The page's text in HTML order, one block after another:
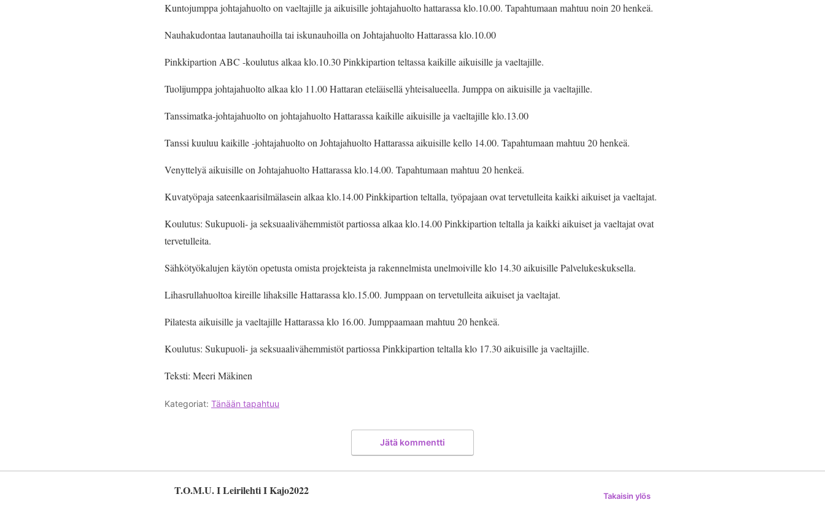
Kuntojumppa johtajahuolto on vaeltajille ja aikuisille johtajahuolto hattarassa klo.10.00. Tapahtumaan mahtuu noin 20 henkeä.
Nauhakudontaa lautanauhoilla tai iskunauhoilla on Johtajahuolto Hattarassa klo.10.00
Pinkkipartion ABC -koulutus alkaa klo.10.30 Pinkkipartion teltassa kaikille aikuisille ja vaeltajille.
Tuolijumppa johtajahuolto alkaa klo 11.00 Hattaran eteläisellä yhteisalueella. Jumppa on aikuisille ja vaeltajille.
Tanssimatka-johtajahuolto on johtajahuolto Hattarassa kaikille aikuisille ja vaeltajille klo.13.00
Tanssi kuuluu kaikille -johtajahuolto on Johtajahuolto Hattarassa aikuisille kello 14.00. Tapahtumaan mahtuu 20 henkeä.
Venyttelyä aikuisille on Johtajahuolto Hattarassa klo.14.00. Tapahtumaan mahtuu 20 henkeä.
Kuvatyöpaja sateenkaarisilmälasein alkaa klo.14.00 Pinkkipartion teltalla, työpajaan ovat tervetulleita kaikki aikuiset ja vaeltajat.
Koulutus: Sukupuoli- ja seksuaalivähemmistöt partiossa alkaa klo.14.00 Pinkkipartion teltalla ja kaikki aikuiset ja vaeltajat ovat
tervetulleita.
Sähkötyökalujen käytön opetusta omista projekteista ja rakennelmista unelmoiville klo 14.30 aikuisille Palvelukeskuksella.
Lihasrullahuoltoa kireille lihaksille Hattarassa klo.15.00. Jumppaan on tervetulleita aikuiset ja vaeltajat.
Pilatesta aikuisille ja vaeltajille Hattarassa klo 16.00. Jumppaamaan mahtuu 20 henkeä.
Koulutus: Sukupuoli- ja seksuaalivähemmistöt partiossa Pinkkipartion teltalla klo 17.30 aikuisille ja vaeltajille.
Teksti: Meeri Mäkinen
Kategoriat: Tänään tapahtuu
Jätä kommentti
T.O.M.U. I Leirilehti I Kajo2022 Takaisin ylös